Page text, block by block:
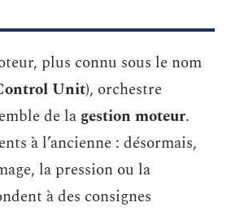
plus connu sous le nom
Unit), orchestre
de la gestion moteur.
à l’ancienne : désormais,
la pression ou la
à des consignes